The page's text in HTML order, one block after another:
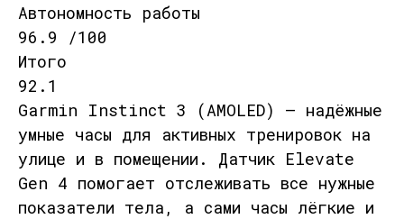
Автономность работы
96.9 /100
Итого
92.1
Garmin Instinct 3 (AMOLED) — надёжные
умные часы для активных тренировок на
улице и в помещении. Датчик Elevate
Gen 4 помогает отслеживать все нужные
показатели тела, а сами часы лёгкие и